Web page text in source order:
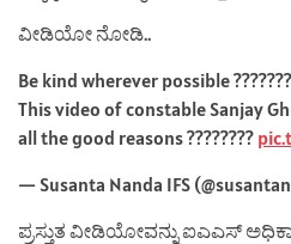
ವೀಡಿಯೋ ನೋಡಿ..
Be kind wherever possible
This video of constable Sanjay
all the good reasons ????????
— Susanta Nanda IFS
ಪ್ರಸ್ತುತ ವೀಡಿಯೋವನ್ನು ಐಎಎಸ್